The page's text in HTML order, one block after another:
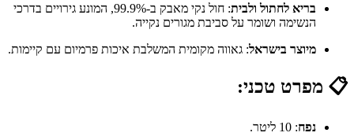
בריא לחתול ולבית
: חול נקי מאבק ב-99.9%, המונע גירויים בדרכי
הנשימה ושומר על סביבת מגורים נקייה.
מיוצר בישראל: גאווה מקומית המשלבת איכות פרמיום עם קיימות.
📋 מפרט טכני:
נפח: 10 ליטר.